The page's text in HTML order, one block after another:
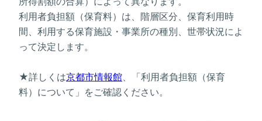
利用者負担額（保育料）は、階層区分、保育利用時
間、利用する保育施設・事業所の種別、世帯状況によ
って決定します。
★詳しくは京都市情報館 、「利用者負担額（保育
料）について」をご確認ください。